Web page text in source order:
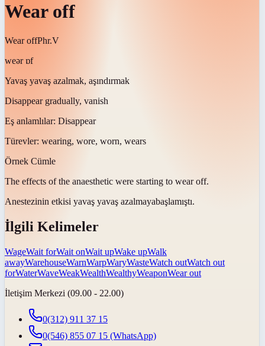
Wear off
Wear offPhr.V
weər ɒf
Yavaş yavaş azalmak, aşındırmak
Disappear gradually, vanish
Eş anlamlılar: Disappear
Türevler: wearing, wore, worn, wears
Örnek Cümle
The effects of the anaesthetic were starting to wear off.
Anestezinin etkisi yavaş yavaş azalmayabaşlamıştı.
İlgili Kelimeler
WageWait forWait onWait upWake upWalk
awayWarehouseWarnWarpWaryWasteWatch outWatch out
forWaterWaveWeakWealthWealthyWeaponWear out
İletişim Merkezi (09.00 - 22.00)
0(312) 911 37 15
0(546) 855 07 15 (WhatsApp)